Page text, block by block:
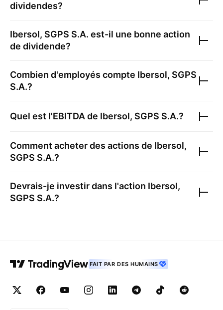
dividendes?
Ibersol, SGPS S.A. est-il une bonne action
de dividende?
Combien d'employés compte Ibersol, SGPS
S.A.?
Quel est l'EBITDA de Ibersol, SGPS S.A.?
Comment acheter des actions de Ibersol,
SGPS S.A.?
Devrais-je investir dans l'action Ibersol,
SGPS S.A.?
FAIT PAR DES HUMAINS